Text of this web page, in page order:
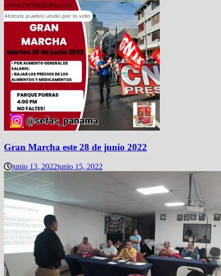
Gran Marcha este 28 de junio 2022
junio 13, 2022junio 15, 2022